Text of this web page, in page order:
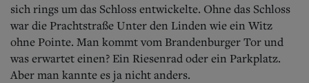
sich rings um das Schloss entwickelte. Ohne das Schloss
war die Prachtstraße Unter den Linden wie ein Witz
ohne Pointe. Man kommt vom Brandenburger Tor und
was erwartet einen? Ein Riesenrad oder ein Parkplatz.
Aber man kannte es ja nicht anders.